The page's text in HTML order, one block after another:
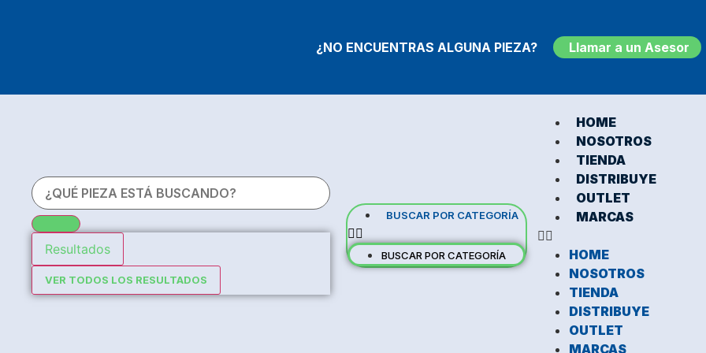
¿NO ENCUENTRAS ALGUNA PIEZA? Llamar a un Asesor
Resultados
VER TODOS LOS RESULTADOS
BUSCAR POR CATEGORÍA
BUSCAR POR CATEGORÍA
HOME
NOSOTROS
TIENDA
DISTRIBUYE
OUTLET
MARCAS
HOME
NOSOTROS
TIENDA
DISTRIBUYE
OUTLET
MARCAS